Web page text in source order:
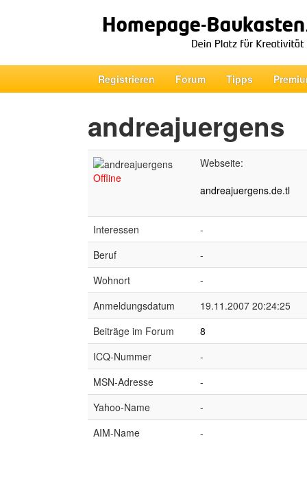
Registrieren Forum Tipps
andreajuergens
Offline
Webseite:
andreajuergens.de.tl
Interessen
-
Beruf
-
Wohnort
-
Anmeldungsdatum
19.11.2007 20:24:25
Beiträge im Forum
8
ICQ-Nummer
-
MSN-Adresse
-
Yahoo-Name
-
AIM-Name
-